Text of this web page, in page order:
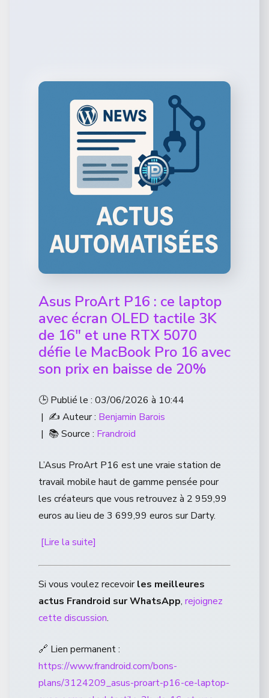
Asus ProArt P16 : ce laptop
avec écran OLED tactile 3K
de 16″ et une RTX 5070
défie le MacBook Pro 16 avec
son prix en baisse de 20%
🕒 Publié le : 03/06/2026 à 10:44
| ✍️ Auteur : Benjamin Barois
| 📚 Source : Frandroid
L’Asus ProArt P16 est une vraie station de
travail mobile haut de gamme pensée pour
les créateurs que vous retrouvez à 2 959,99
euros au lieu de 3 699,99 euros sur Darty.
[Lire la suite]
Si vous voulez recevoirles meilleures
actus Frandroid sur WhatsApp, rejoignez
cette discussion.
🔗 Lien permanent :
https://www.frandroid.com/bons-
plans/3124209_asus-proart-p16-ce-laptop-